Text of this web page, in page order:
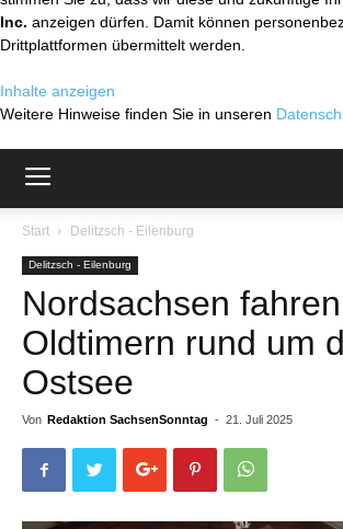
Inc. anzeigen dürfen. Damit können
Drittplattformen übermittelt werden.
Inhalte anzeigen
Weitere Hinweise finden Sie in unseren
Start Delitzsch - Eilenburg
Delitzsch - Eilenburg
Nordsachsen
Oldtimern rund um
Ostsee
Von Redaktion SachsenSonntag - 21. Juli 2025